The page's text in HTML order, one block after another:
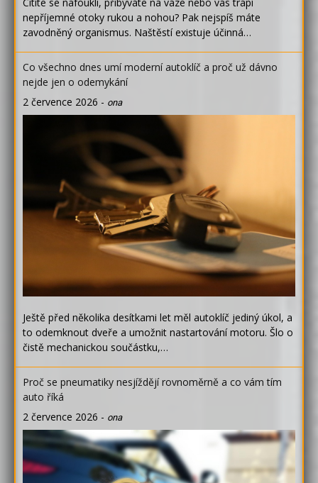
nepříjemné otoky rukou a nohou? Pak nejspíš máte
zavodněný organismus. Naštěstí existuje účinná…
Co všechno dnes umí moderní autoklíč a proč už dávno
nejde jen o odemykání
2 července 2026 - ona
Ještě před několika desítkami let měl autoklíč jediný úkol, a
to odemknout dveře a umožnit nastartování motoru. Šlo o
čistě mechanickou součástku,…
Proč se pneumatiky nesjíždějí rovnoměrně a co vám tím
auto říká
2 července 2026 - ona